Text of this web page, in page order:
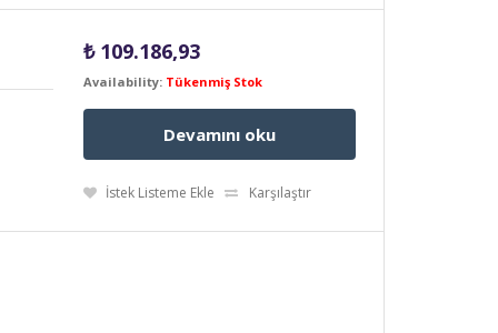
₺109.186,93
Availability: Tükenmiş Stok
Devamını oku
İstek Listeme Ekle Karşılaştır